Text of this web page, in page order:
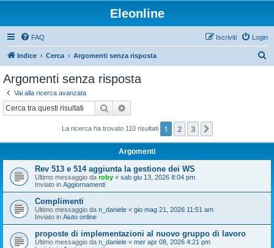
Eleonline
FAQ Login
Iscriviti
Indice Cerca Argomenti senza risposta
Argomenti senza risposta
Vai alla ricerca avanzata
Cerca
La ricerca ha trovato 110 risultati 1 2 3
Argomenti
Rev 513 e 514 aggiunta la gestione dei WS
Ultimo messaggio da roby « sab giu 13, 2026 8:04 pm
Inviato in Aggiornamenti
Complimenti
Ultimo messaggio da n_daniele « gio mag 21, 2026 11:51 am
Inviato in Aiuto online
proposte di implementazioni al nuovo gruppo di lavoro
Ultimo messaggio da n_daniele « mer apr 08, 2026 4:21 pm